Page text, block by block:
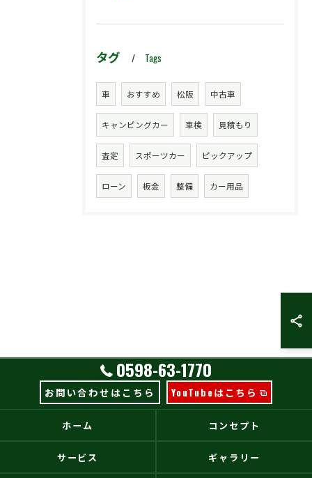
タグ Tags
車 おすすめ 松阪 中古車
キャンピングカー 車検 見積もり
査定 スポーツカー ピックアップ
ローン 板金 整備 カー用品
0598-63-1770
お問い合わせはこちら YouTubeはこちら
ホーム コンセプト
サービス ギャラリー